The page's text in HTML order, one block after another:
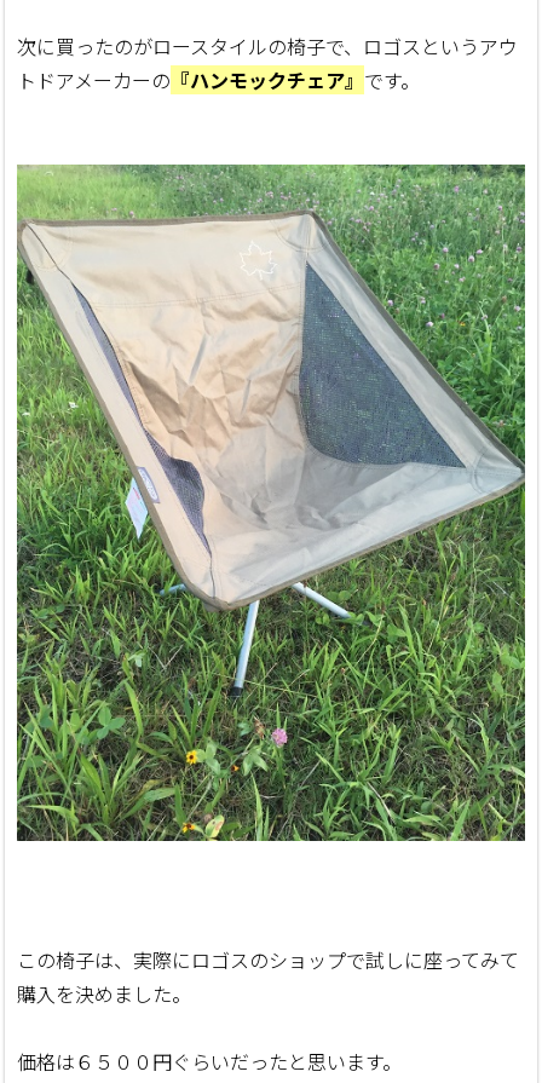
次に買ったのがロースタイルの椅子で、ロゴスというアウ
トドアメーカーの 『ハンモックチェア』 です。
この椅子は、実際にロゴスのショップで試しに座ってみて
購入を決めました。
価格は６５００円ぐらいだったと思います。